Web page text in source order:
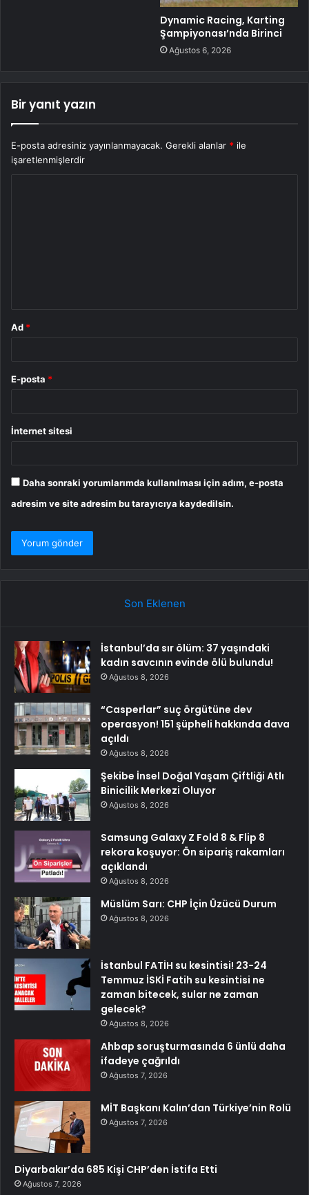
Dynamic Racing, Karting
Şampiyonası’nda Birinci
Ağustos 6, 2026
Bir yanıt yazın
E-posta adresiniz yayınlanmayacak. Gerekli alanlar * ile
işaretlenmişlerdir
Ad *
E-posta *
İnternet sitesi
Daha sonraki yorumlarımda kullanılması için adım, e-posta
adresim ve site adresim bu tarayıcıya kaydedilsin.
Son Eklenen
İstanbul’da sır ölüm: 37 yaşındaki
kadın savcının evinde ölü bulundu!
Ağustos 8, 2026
“Casperlar” suç örgütüne dev
operasyon! 151 şüpheli hakkında dava
açıldı
Ağustos 8, 2026
Şekibe İnsel Doğal Yaşam Çiftliği Atlı
Binicilik Merkezi Oluyor
Ağustos 8, 2026
Samsung Galaxy Z Fold 8 & Flip 8
rekora koşuyor: Ön sipariş rakamları
açıklandı
Ağustos 8, 2026
Müslüm Sarı: CHP İçin Üzücü Durum
Ağustos 8, 2026
İstanbul FATİH su kesintisi! 23-24
Temmuz İSKİ Fatih su kesintisi ne
zaman bitecek, sular ne zaman
gelecek?
Ağustos 8, 2026
Ahbap soruşturmasında 6 ünlü daha
ifadeye çağrıldı
Ağustos 7, 2026
MİT Başkanı Kalın’dan Türkiye’nin Rolü
Ağustos 7, 2026
Diyarbakır’da 685 Kişi CHP’den İstifa Etti
Ağustos 7, 2026